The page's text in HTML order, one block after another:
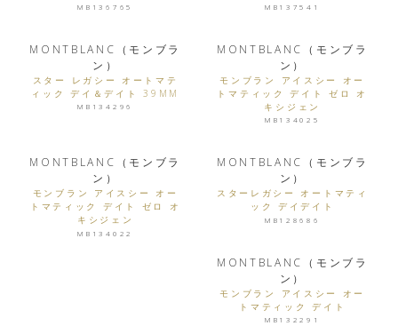
MB136765 MB137541
MONTBLANC（モンブラ
ン）
スター レガシー オートマテ
ィック デイ＆デイト 39MM
MB134296
MONTBLANC（モンブラ
ン）
モンブラン アイスシー オー
トマティック デイト ゼロ オ
キシジェン
MB134025
MONTBLANC（モンブラ
ン）
モンブラン アイスシー オー
トマティック デイト ゼロ オ
キシジェン
MB134022
MONTBLANC（モンブラ
ン）
スターレガシー オートマティ
ック デイデイト
MB128686
MONTBLANC（モンブラ
ン）
モンブラン アイスシー オー
トマティック デイト
MB132291